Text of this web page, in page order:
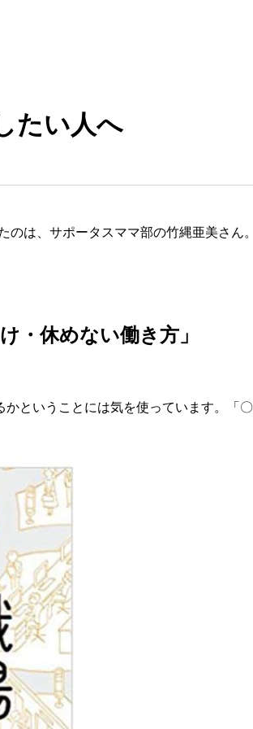
たい人へ
は、サポータスママ部の竹縄亜美さん。
・休めない働き方」
ということには気を使っています。「〇